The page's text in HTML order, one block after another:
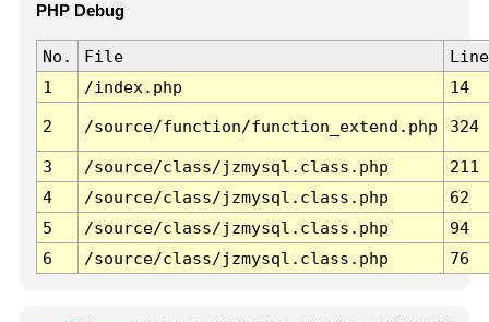
PHP Debug
No. File
Line
1
/index.php 14
2 /source/function/function_extend.php 324
3 /source/class/jzmysql.class.php
211
4
/source/class/jzmysql.class.php
62
5
/source/class/jzmysql.class.php
94
6
/source/class/jzmysql.class.php 76